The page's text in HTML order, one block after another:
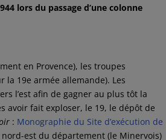
lors du passage d’une colonne
en Provence), les troupes
la 19e armée allemande). Les
l’est afin de gagner au plus tôt la
avoir fait exploser, le 19, le dépôt de
: Monographie du Site d’exécution de
est du département (le Minervois)